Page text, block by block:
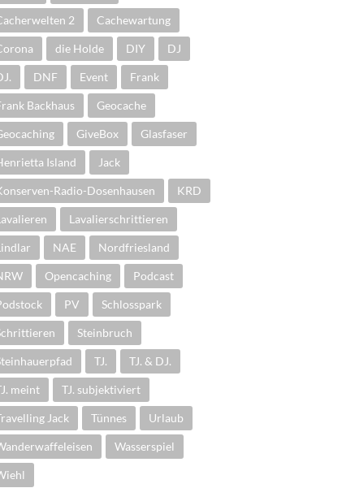
2 Cachewartung
die Holde DIY DJ
DNF Event Frank
Backhaus Geocache
GiveBox Glasfaser
Island Jack
Radio-Dosenhausen KRD
Lavalierschrittieren
NAE Nordfriesland
Opencaching Podcast
PV Schlosspark
Steinbruch
TJ. TJ. & DJ.
meint TJ. subjektiviert
Jack Tünnes Urlaub
Wasserspiel